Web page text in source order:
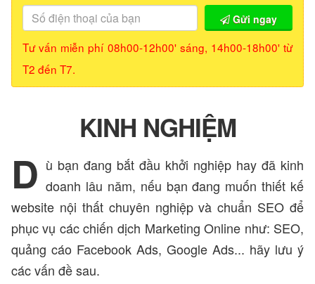
Gửi ngay
Tư vấn miễn phí 08h00-12h00'sáng, 14h00-18h00' từ
T2 đến T7.
KINH NGHIỆM
D ù bạn đang bắt đầu khởi nghiệp hay đã kinh
doanh lâu năm, nếu bạn đang muốn thiết kế
website nội thất chuyên nghiệp và chuẩn SEO để
phục vụ các chiến dịch Marketing Online như: SEO,
quảng cáo Facebook Ads, Google Ads... hãy lưu ý
các vấn đề sau.